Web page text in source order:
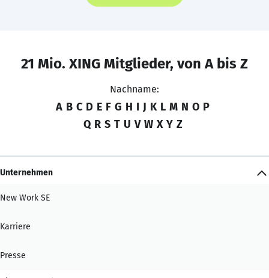
21 Mio. XING Mitglieder, von A bis Z
Nachname:
A B C D E F G H I J K L M N O P
Q R S T U V W X Y Z
Unternehmen
New Work SE
Karriere
Presse